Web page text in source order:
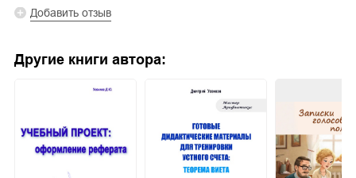
Добавить отзыв
Другие книги автора: